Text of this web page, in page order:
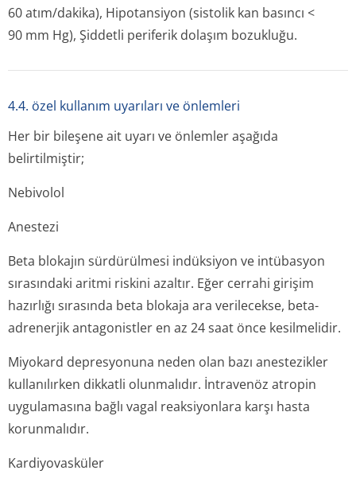
60 atım/dakika), Hipotansiyon (sistolik kan basıncı <
90 mm Hg), Şiddetli periferik dolaşım bozukluğu.
4.4. özel kullanım uyarıları ve önlemleri
Her bir bileşene ait uyarı ve önlemler aşağıda
belirtilmiştir;
Nebivolol
Anestezi
Beta blokajın sürdürülmesi indüksiyon ve intübasyon
sırasındaki aritmi riskini azaltır. Eğer cerrahi girişim
hazırlığı sırasında beta blokaja ara verilecekse, beta-
adrenerjik antagonistler en az 24 saat önce kesilmelidir.
Miyokard depresyonuna neden olan bazı anestezikler
kullanılırken dikkatli olunmalıdır. İntravenöz atropin
uygulamasına bağlı vagal reaksiyonlara karşı hasta
korunmalıdır.
Kardiyovasküler